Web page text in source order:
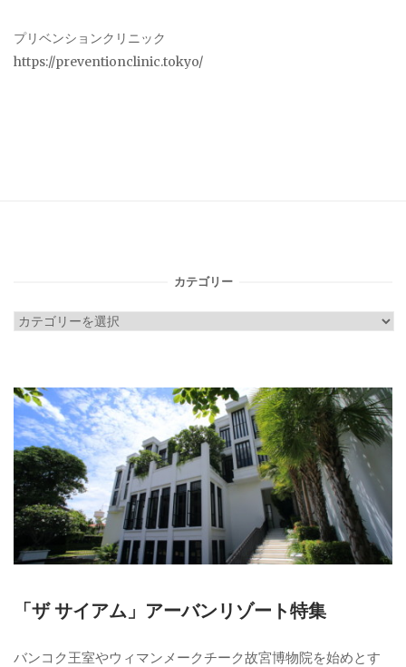
プリベンションクリニック
https://preventionclinic.tokyo/
カテゴリー
カ
リ
ー
「ザ サイアム」アーバンリゾート特集
バンコク王室やウィマンメークチーク故宮博物院を始めとす